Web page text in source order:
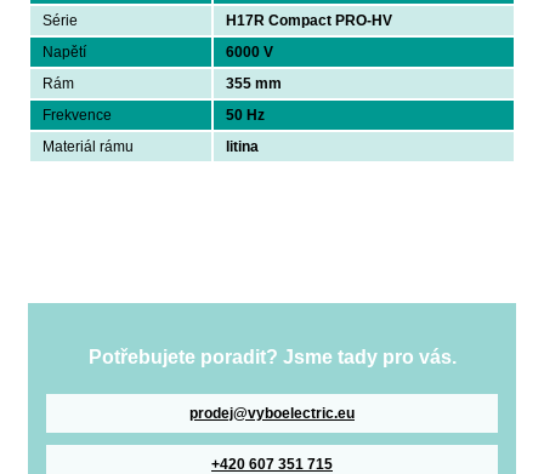
Série
H17R Compact PRO-HV
Napětí
6000 V
Rám
355 mm
Frekvence
50 Hz
Materiál rámu
litina
Potřebujete poradit? Jsme tady pro vás.
prodej@vyboelectric.eu
+420 607 351 715